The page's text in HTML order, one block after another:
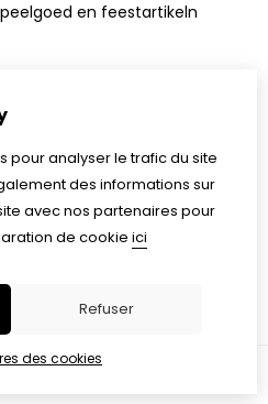
en feestartikeln
pour analyser le trafic du site
des informations sur
avec nos partenaires pour
de cookie ici
Refuser
des cookies